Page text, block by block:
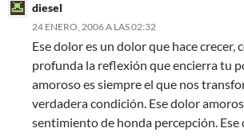
diesel
24 ENERO, 2006 A LAS 02:32
Ese dolor es un dolor que hace crecer,
profunda la reflexión que encierra tu
amoroso es siempre el que nos
verdadera condición. Ese dolor
sentimiento de honda percepción. Ese